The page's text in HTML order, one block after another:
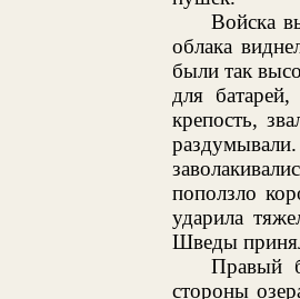
Войска
облака
были так
для
крепость,
поползло
ударила
Шведы
Правый
стороны